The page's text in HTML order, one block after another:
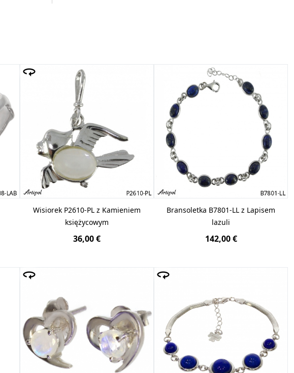
Wisiorek P2610-PL z Kamieniem
księżycowym
36,00 €
Bransoletka B7801-LL z Lapisem
lazuli
142,00 €